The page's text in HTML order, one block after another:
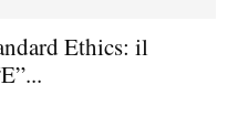
Ethics: il